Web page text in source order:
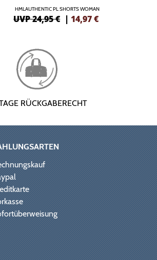
HMLAUTHENTIC PL SHORTS WOMAN
UVP 24,95 € |14,97€
RÜCKGABERECHT